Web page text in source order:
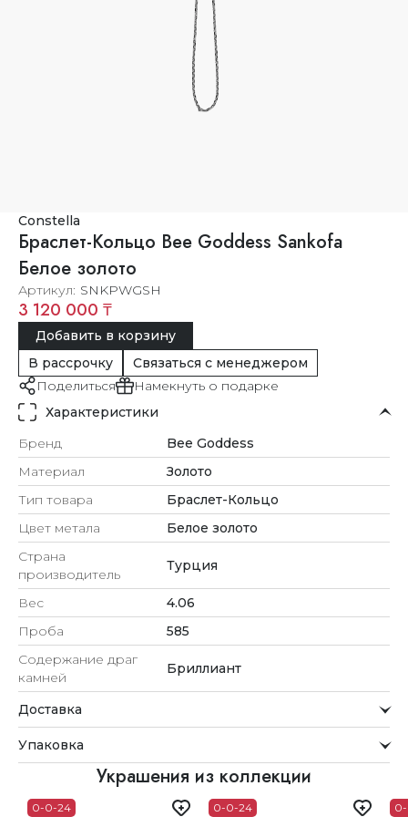
Constella
Браслет-Кольцо Bee Goddess Sankofa
Белое золото
Артикул SNKPWGSH
3 120 000 ₸
Добавить в корзину
В рассрочку
Связаться с менеджером
Поделиться
Намекнуть о подарке
Характеристики
Бренд
Bee Goddess
Материал
Золото
Тип товара
Браслет-Кольцо
Цвет метала
Белое золото
Страна
производитель
Турция
Вес
4.06
Проба
585
Содержание драг
камней
Бриллиант
Доставка
Мы стремимся обрабатывать заказы максимально
быстро и доставлять их прямо до вашей двери в
удобное для вас время.
Доставка
Упаковка
Внимание к деталям
Каждое украшение проходит тщательную проверку
перед отправкой.
Украшения из коллекции
0-0-24 0-0-24